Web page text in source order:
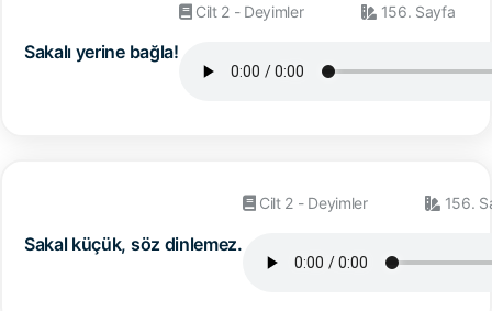
Sakalı yerine bağla!
Cilt 2 - Deyimler 156. Sayfa
Sakal küçük, söz dinlemez.
Cilt 2 - Deyimler 156.